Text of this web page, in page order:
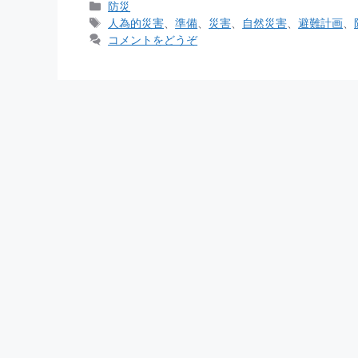
カ
テ
ゴ
防災
タ
グ
人為的災害 、準備 災害 自然災害 、避難計画 、
コメントをどうぞ